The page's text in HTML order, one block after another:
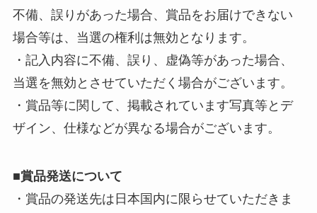
不備、誤りがあった場合、賞品をお届けできない
場合等は、当選の権利は無効となります。
・記入内容に不備、誤り、虚偽等があった場合、
当選を無効とさせていただく場合がございます。
・賞品等に関して、掲載されています写真等とデ
ザイン、仕様などが異なる場合がございます。
■賞品発送について
・賞品の発送先は日本国内に限らせていただきま